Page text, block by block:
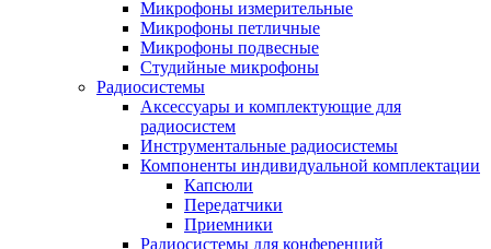
Микрофоны измерительные
Микрофоны петличные
Микрофоны подвесные
Студийные микрофоны
Радиосистемы
Аксессуары и комплектующие для
радиосистем
Инструментальные радиосистемы
Компоненты индивидуальной комплектации
Капсюли
Передатчики
Приемники
Радиосистемы для конференций